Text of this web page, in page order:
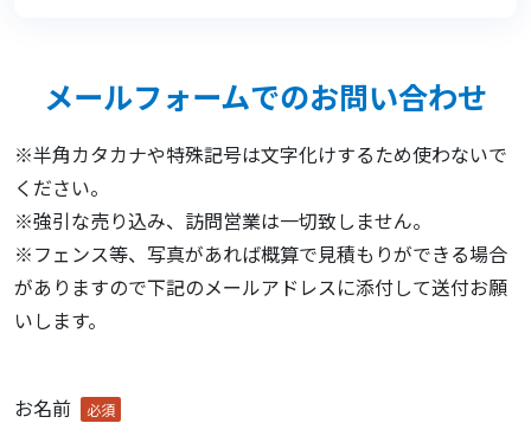
メールフォームでのお問い合わせ
※半角カタカナや特殊記号は文字化けするため使わないで
ください。
※強引な売り込み、訪問営業は一切致しません。
※フェンス等、写真があれば概算で見積もりができる場合
がありますので下記のメールアドレスに添付して送付お願
いします。
お名前 必須